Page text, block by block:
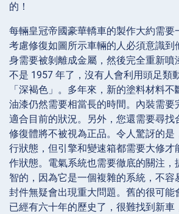
的！
每輛皇冠帝國豪華轎車的製作大約需要
考慮修復如圖所示車輛的人必須意識到
身需要被剝離成金屬，然後完全重新噴
不是 1957 年了，沒有人會利用頭足類
「深褐色」。多年來，新的塗料材料
油漆仍然需要相當長的時間。內裝需要
適合目前的狀況。另外，您還需要尋找
修復體將不被視為正品。令人驚訝的是
行狀態，但引擎和變速箱都需要大修才
作狀態。電氣系統也需要徹底的關注，
智的，因為它是一個複雜的系統，不容
封件無疑會出現重大問題。舊的很可能
已經有六十年的歷史了，很難找到新車